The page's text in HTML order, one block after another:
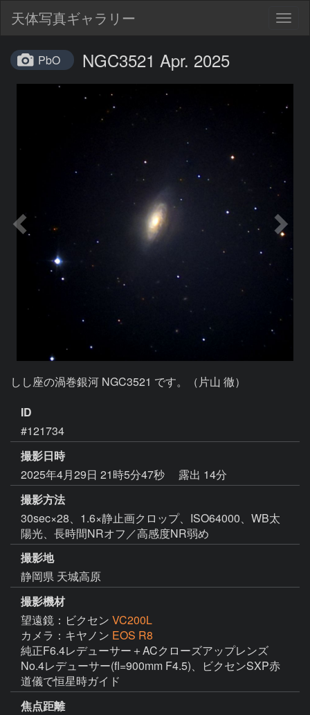
天体写真ギャラリー
PbO NGC3521 Apr. 2025
しし座の渦巻銀河 NGC3521 です。（片山 徹）
ID
#121734
撮影日時
2025年4月29日 21時5分47秒
露出 14分
撮影方法
30sec×28、1.6×静止画クロップ、ISO64000、WB太
陽光、長時間NRオフ／高感度NR弱め
撮影地
静岡県 天城高原
撮影機材
望遠鏡：ビクセン VC200L
カメラ：キヤノン EOS R8
純正F6.4レデューサー＋ACクローズアップレンズ
No.4レデューサー(fl=900mm F4.5)、ビクセンSXP赤
道儀で恒星時ガイド
焦点距離